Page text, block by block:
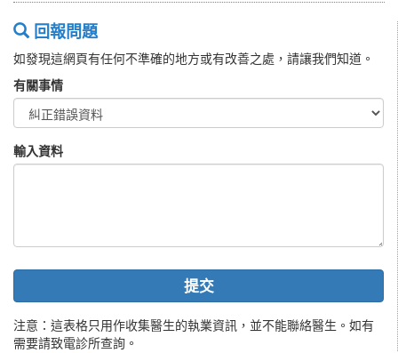
回報問題
如發現這網頁有任何不準確的地方或有改善之處，請讓我們知道。
有關事情
輸入資料
提交
注意：這表格只用作收集醫生的執業資訊，並不能聯絡醫生。如有
需要請致電診所查詢。